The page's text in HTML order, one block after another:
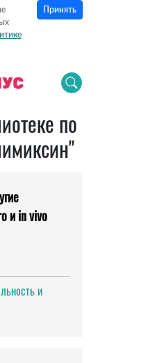
Принять
по
и in vivo
и